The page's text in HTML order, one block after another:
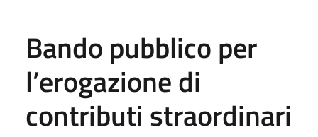
Bando pubblico per
l’erogazione di
contributi straordinari